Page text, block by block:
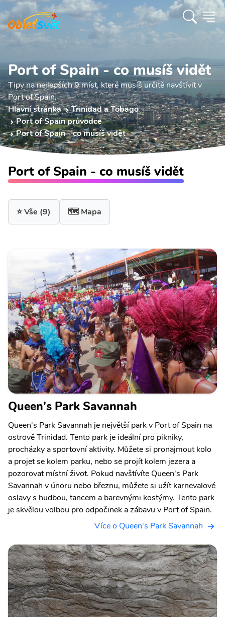
Port of Spain - co musíš vidět
Tipy na nejlepších 9 míst, které musíš určitě navštívit v
Port of Spain.
Hlavní stránka
Trinidad a Tobago
Port of Spain průvodce
Port of Spain - co musíš vidět
Port of Spain - co musíš vidět
⭐ Vše (9) 🗺️ Mapa
Queen's Park Savannah
Queen's Park Savannah je největší park v Port of Spain na
ostrově Trinidad. Tento park je ideální pro pikniky,
procházky a sportovní aktivity. Můžete si pronajmout kolo
a projet se kolem parku, nebo se projít kolem jezera a
pozorovat místní život. Pokud navštívíte Queen's Park
Savannah v únoru nebo březnu, můžete si užít karnevalové
oslavy s hudbou, tancem a barevnými kostýmy. Tento park
je skvělou volbou pro odpočinek a zábavu v Port of Spain.
Více o Queen's Park Savannah